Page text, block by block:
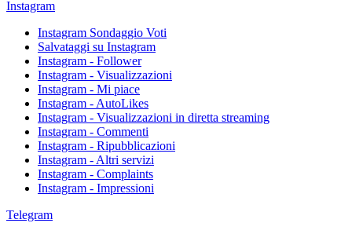
Instagram
Instagram Sondaggio Voti
Salvataggi su Instagram
Instagram - Follower
Instagram - Visualizzazioni
Instagram - Mi piace
Instagram - AutoLikes
Instagram - Visualizzazioni in diretta streaming
Instagram - Commenti
Instagram - Ripubblicazioni
Instagram - Altri servizi
Instagram - Complaints
Instagram - Impressioni
Telegram